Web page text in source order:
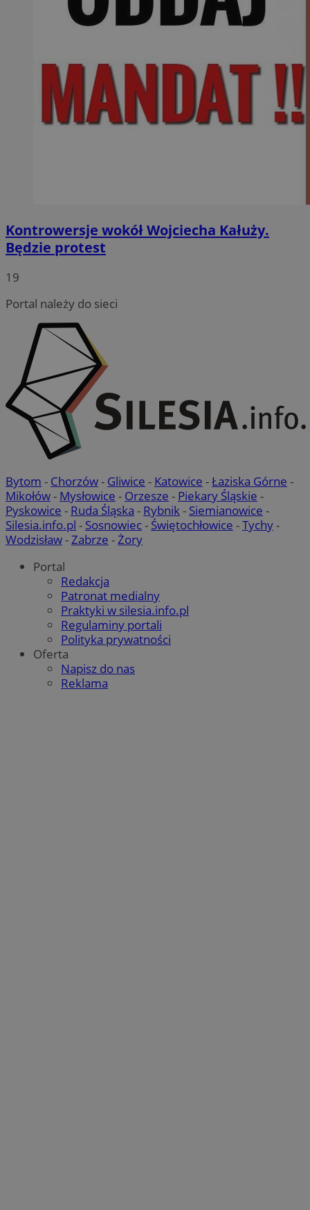
Kontrowersje wokół Wojciecha Kałuży.
Będzie protest
19
Portal należy do sieci
Bytom - Chorzów- Gliwice - Katowice -Łaziska Górne -
Mikołów- Mysłowice - Orzesze - Piekary Śląskie -
Pyskowice - Ruda Śląska - Rybnik- Siemianowice -
Silesia.info.pl - Sosnowiec- Świętochłowice -Tychy-
Wodzisław-Zabrze -Żory
Portal
Redakcja
Patronat medialny
Praktyki w silesia.info.pl
Regulaminy portali
Polityka prywatności
Oferta
Napisz do nas
Reklama